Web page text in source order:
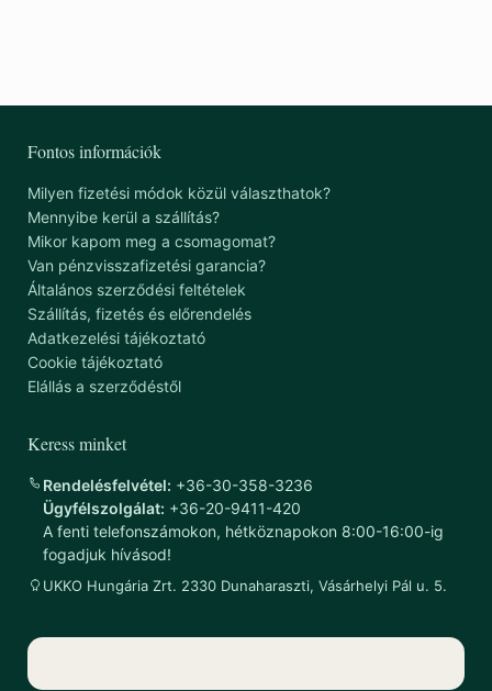
Fontos információk
Milyen fizetési módok közül választhatok?
Mennyibe kerül a szállítás?
Mikor kapom meg a csomagomat?
Van pénzvisszafizetési garancia?
Általános szerződési feltételek
Szállítás, fizetés és előrendelés
Adatkezelési tájékoztató
Cookie tájékoztató
Elállás a szerződéstől
Keress minket
Rendelésfelvétel: +36-30-358-3236
Ügyfélszolgálat: +36-20-9411-420
A fenti telefonszámokon, hétköznapokon 8:00-16:00-ig
fogadjuk hívásod!
UKKO Hungária Zrt. 2330 Dunaharaszti, Vásárhelyi Pál u. 5.